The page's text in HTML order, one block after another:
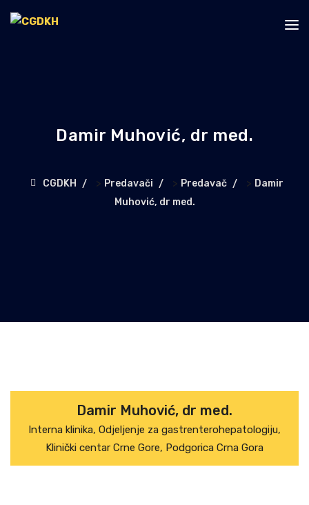
Damir Muhović, dr med.
CGDKH > Predavači > Predavač > Damir
Muhović, dr med.
Damir Muhović, dr med.
Interna klinika, Odjeljenje za gastrenterohepatologiju,
Klinički centar Crne Gore, Podgorica Crna Gora